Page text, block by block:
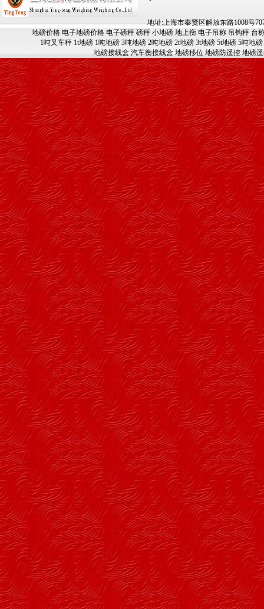
地址:上海市奉贤区解放东路1008号
地磅价格 电子地磅价格 电子磅秤 磅秤 小地磅 地上衡 电子吊称 吊钩秤 台
1吨叉车秤 1t地磅 1吨地磅 3吨地磅 2吨地磅 2t地磅 3t地磅 5t地磅 5吨地磅
地磅接线盒 汽车衡接线盒 地磅移位 地磅防遥控 地磅